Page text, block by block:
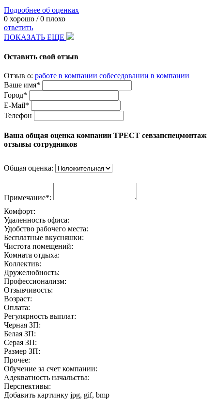
Подробнее об оценках
0 хорошо /0 плохо
ответить
ПОКАЗАТЬ ЕЩЕ
Оставить свой отзыв
Отзыв о: работе в компании собеседовании в компании
Ваше имя*
Город*
E-Mail*
Телефон
Ваша общая оценка компании ТРЕСТ севзапспецмонтаж
отзывы сотрудников
Общая оценка:
Примечание*:
Комфорт:
Удаленность офиса:
Удобство рабочего места:
Бесплатные вкусняшки:
Чистота помещений:
Комната отдыха:
Коллектив:
Дружелюбность:
Профессионализм:
Отзывчивость:
Возраст:
Оплата:
Регулярность выплат:
Черная ЗП:
Белая ЗП:
Серая ЗП:
Размер ЗП:
Прочее:
Обучение за счет компании:
Адекватность начальства:
Перспективы:
Добавить картинку jpg, gif, bmp